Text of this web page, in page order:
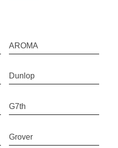
AROMA
Dunlop
G7th
Grover